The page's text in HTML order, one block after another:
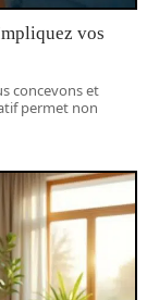
vos
concevons et
permet non